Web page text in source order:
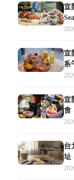
宜
宜
系
宜
食
台
址